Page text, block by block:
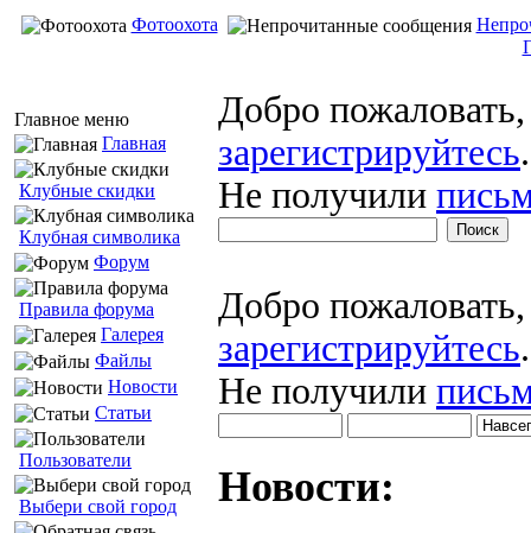
Фотоохота
Главное меню
Главная
Клубные скидки
Клубная символика
Форум
Правила форума
Галерея
Файлы
Новости
Статьи
Пользователи
Выбери свой город
Добро
зарегистрируйтесь.
Не получили
Добро
зарегистрируйтесь.
Не получили
Новости: